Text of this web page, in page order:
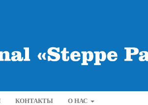
КОНТАКТЫ О НАС